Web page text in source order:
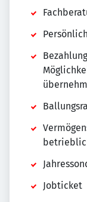
Jobticket